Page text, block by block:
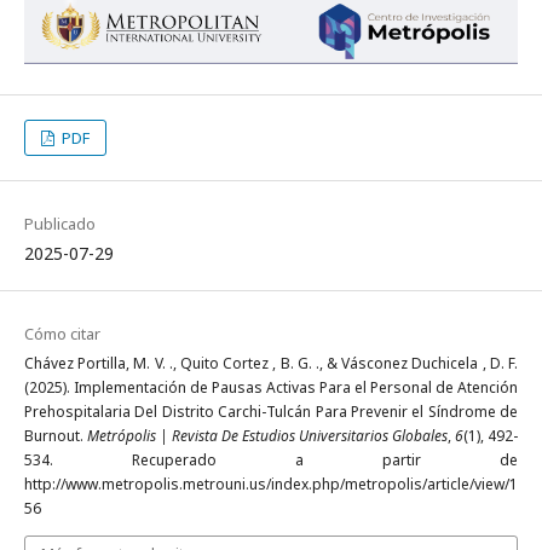
PDF
Publicado
2025-07-29
Cómo citar
Chávez Portilla, M. V. ., Quito Cortez , B. G. ., & Vásconez Duchicela , D. F.
(2025). Implementación de Pausas Activas Para el Personal de Atención
Prehospitalaria Del Distrito Carchi-Tulcán Para Prevenir el Síndrome de
Burnout. Metrópolis | Revista De Estudios Universitarios Globales,6(1), 492-
534. Recuperado a partir de
http://www.metropolis.metrouni.us/index.php/metropolis/article/view/1
56